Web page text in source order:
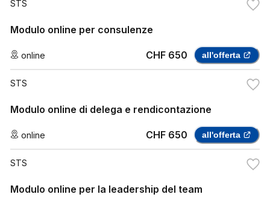
STS
Modulo online per consulenze
online CHF 650 all'offerta
STS
Modulo online di delega e rendicontazione
online CHF 650 all'offerta
STS
Modulo online per la leadership del team